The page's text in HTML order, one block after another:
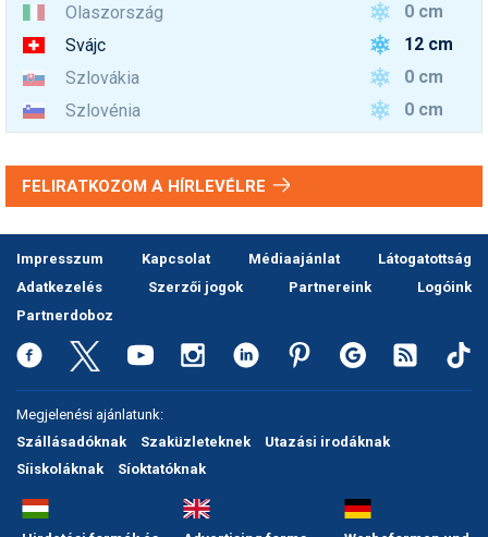
Olaszország
0 cm
Svájc
12 cm
Szlovákia
0 cm
Szlovénia
0 cm
FELIRATKOZOM A HÍRLEVÉLRE
Impresszum Kapcsolat Médiaajánlat
Látogatottság
Adatkezelés
Szerzői jogok Partnereink
Logóink
Partnerdoboz
Megjelenési ajánlatunk:
Szállásadóknak
Szaküzleteknek
Utazási irodáknak
Síiskoláknak
Síoktatóknak